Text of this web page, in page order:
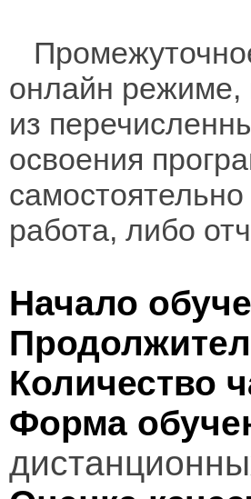
онлайн режиме,
из
освоения
работа, либо
Начало
Количество
Форма